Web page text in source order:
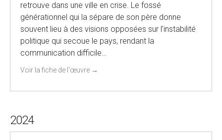
retrouve dans une ville en crise. Le fossé
générationnel qui la sépare de son père donne
souvent lieu à des visions opposées sur l’instabilité
politique qui secoue le pays, rendant la
communication difficile…
Voir la fiche de l'œuvre →
2024